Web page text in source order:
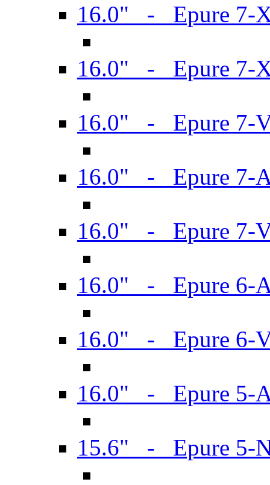
16.0" - Epure 7-
16.0" - Epure 7-
16.0" - Epure 7-
16.0" - Epure 7-
16.0" - Epure 7-
16.0" - Epure 6-
16.0" - Epure 6-
16.0" - Epure 5-
15.6" - Epure 5-